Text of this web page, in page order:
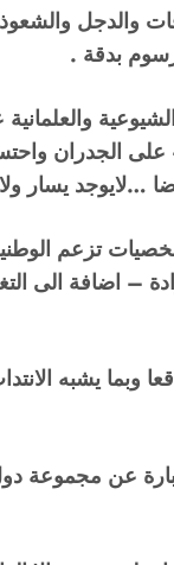
والدجل
بدقة .
الجدران
يسار ولا
تزعم
– اضافة الى
وبما يشبه
عن